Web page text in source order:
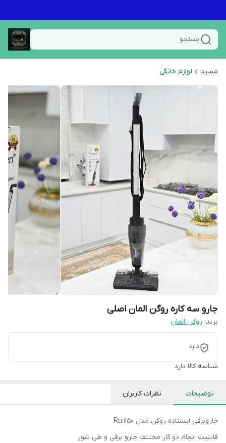
جستجو
مسینا لوازم خانگی
جارو سه کاره روگن المان اصلی
برند: روگن المان
دارد
شناسه کالا دارد
توضیحات نظرات کاربران
جاروبرقی ایستاده روگن مدل Ru:1150
قابلیت انجام دو کار مختلف جارو برقی و طی شور